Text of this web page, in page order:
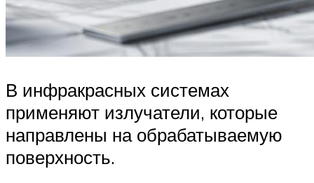
В инфракрасных системах
применяют излучатели, которые
направлены на обрабатываемую
поверхность.